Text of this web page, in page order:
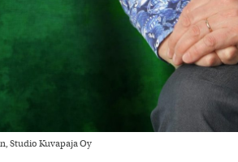
Studio Kuvapaja Oy